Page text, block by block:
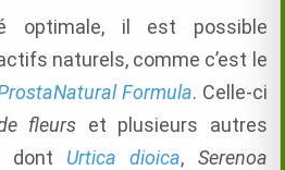
optimale, il est possible
naturels, comme c’est le
Formula. Celle-ci
ﬂeurs et plusieurs autres
dont Urtica dioica, Serenoa